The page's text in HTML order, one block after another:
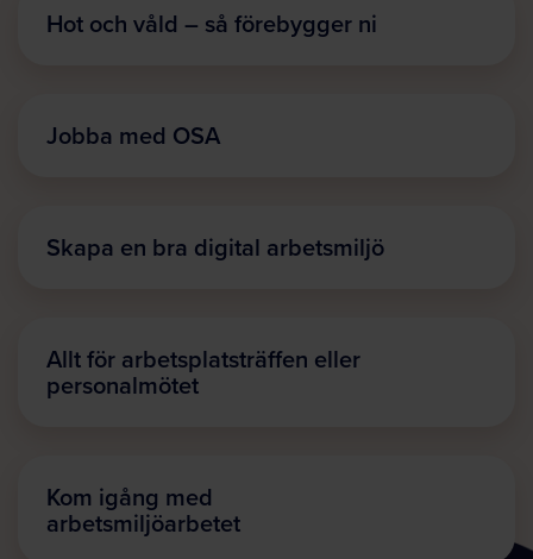
Hot och våld – så förebygger ni
Jobba med OSA
Skapa en bra digital arbetsmiljö
Allt för arbetsplatsträffen eller
personalmötet
Kom igång med
arbetsmiljöarbetet